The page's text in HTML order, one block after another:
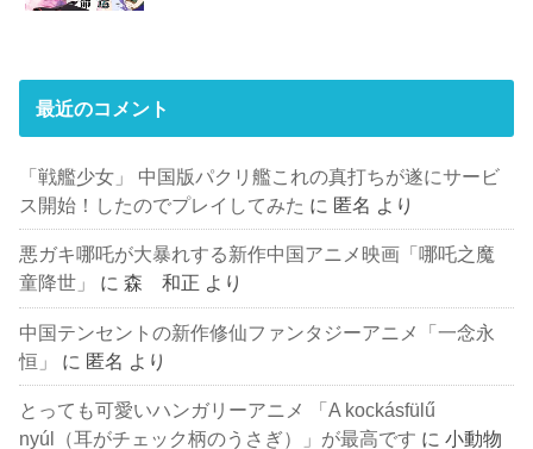
最近のコメント
「戦艦少女」 中国版パクリ艦これの真打ちが遂にサービ
ス開始！したのでプレイしてみた に 匿名 より
悪ガキ哪吒が大暴れする新作中国アニメ映画「哪吒之魔
童降世」
に森 和正 より
中国テンセントの新作修仙ファンタジーアニメ「一念永
恒」
に 匿名 より
とっても可愛いハンガリーアニメ 「A kockásfülű
nyúl（耳がチェック柄のうさぎ）」が最高です に小動物